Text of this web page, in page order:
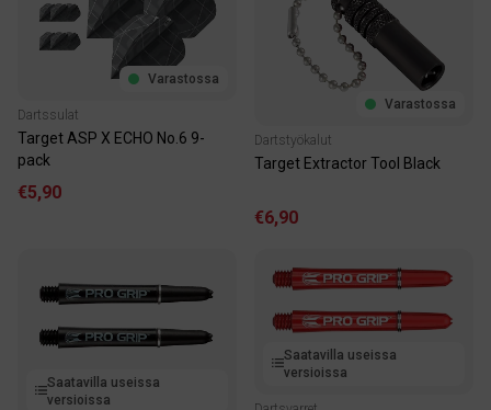
Varastossa
Dartssulat
Target ASP X ECHO No.6 9-
pack
€5,90
Varastossa
Dartstyökalut
Target Extractor Tool Black
€6,90
Saatavilla useissa
versioissa
Saatavilla useissa
versioissa